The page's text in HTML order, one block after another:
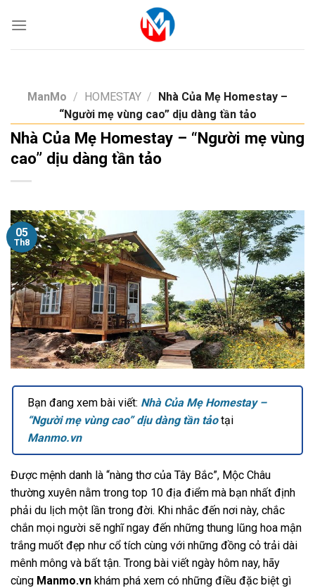
ManMo / HOMESTAY / Nhà Của Mẹ Homestay –
“Người mẹ vùng cao” dịu dàng tần tảo
Nhà Của Mẹ Homestay – “Người mẹ vùng
cao” dịu dàng tần tảo
05
Th8
Bạn đang xem bài viết: Nhà Của Mẹ Homestay –
“Người mẹ vùng cao” dịu dàng tần tảotại
Manmo.vn
Được mệnh danh là “nàng thơ của Tây Bắc”, Mộc Châu
thường xuyên nằm trong top 10 địa điểm mà bạn nhất định
phải du lịch một lần trong đời. Khi nhắc đến nơi này, chắc
chắn mọi người sẽ nghĩ ngay đến những thung lũng hoa mận
trắng muốt đẹp như cổ tích cùng với những đồng cỏ trải dài
mênh mông và bất tận. Trong bài viết ngày hôm nay, hãy
cùng Manmo.vn khám phá xem có những điều đặc biệt gì